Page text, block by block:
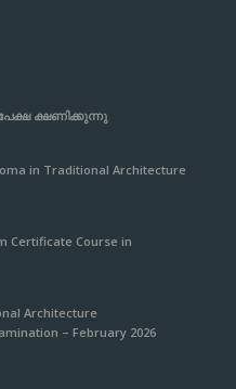
ക്ഷണിക്കുന്നു
in Traditional Architecture
Certificate Course in
Architecture
– February 2026